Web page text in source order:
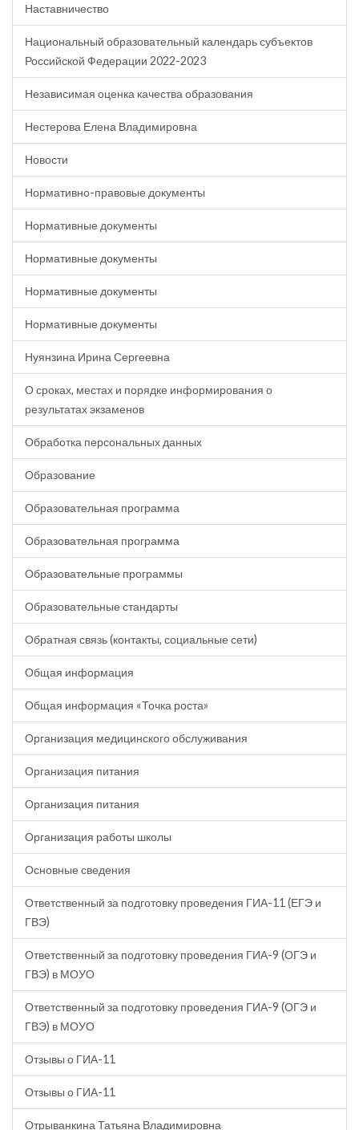
Наставничество
Национальный образовательный календарь субъектов
Российской Федерации 2022-2023
Независимая оценка качества образования
Нестерова Елена Владимировна
Новости
Нормативно-правовые документы
Нормативные документы
Нормативные документы
Нормативные документы
Нормативные документы
Нуянзина Ирина Сергеевна
О сроках, местах и порядке информирования о
результатах экзаменов
Обработка персональных данных
Образование
Образовательная программа
Образовательная программа
Образовательные программы
Образовательные стандарты
Обратная связь (контакты, социальные сети)
Общая информация
Общая информация «Точка роста»
Организация медицинского обслуживания
Организация питания
Организация питания
Организация работы школы
Основные сведения
Ответственный за подготовку проведения ГИА-11 (ЕГЭ и
ГВЭ)
Ответственный за подготовку проведения ГИА-9 (ОГЭ и
ГВЭ) в МОУО
Ответственный за подготовку проведения ГИА-9 (ОГЭ и
ГВЭ) в МОУО
Отзывы о ГИА-11
Отзывы о ГИА-11
Отрыванкина Татьяна Владимировна